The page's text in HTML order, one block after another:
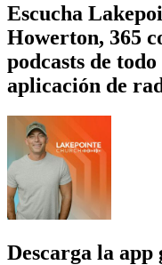
Escucha
Howerton, 365
podcasts de
aplicación de
Descarga la